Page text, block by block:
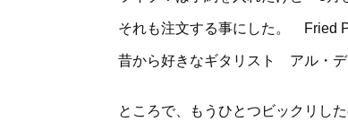
それも注文する事にした。 Fried
昔から好きなギタリスト アル・デ
ところで、もうひとつビックリし